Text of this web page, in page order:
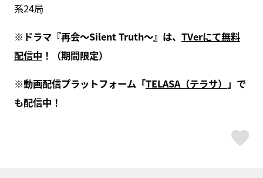
系24局
※ドラマ『再会～Silent Truth～』は、 TVerにて無料
配信中 ！（期間限定）
※動画配信プラットフォーム「TELASA（テラサ） 」で
も配信中！